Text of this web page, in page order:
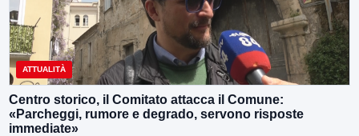
ATTUALITÀ
Centro storico, il Comitato attacca il Comune:
«Parcheggi, rumore e degrado, servono risposte
immediate»